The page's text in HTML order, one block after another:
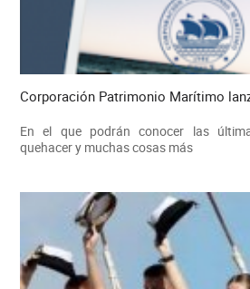
Corporación Patrimonio Marítimo
En el que podrán conocer las
quehacer y muchas cosas más